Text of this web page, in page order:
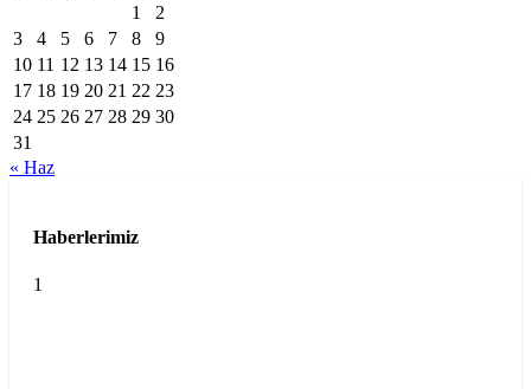
1
2
3
4 5 6 7 8
9
10 11 12 13 14 15 16
17 18 19 20 21 22 23
24 25 26 27 28 29 30
31
« Haz
Haberlerimiz
1